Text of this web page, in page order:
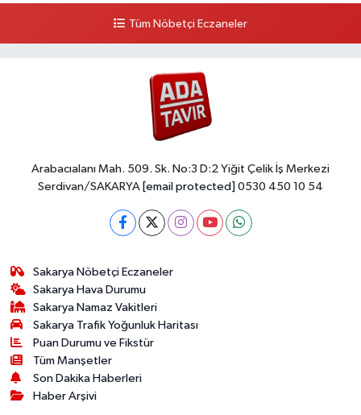
Tüm Nöbetçi Eczaneler
Arabacıalanı Mah. 509. Sk. No:3 D:2 Yiğit Çelik İş Merkezi
Serdivan/SAKARYA [email protected] 0530 450 10 54
Sakarya Nöbetçi Eczaneler
Sakarya Hava Durumu
Sakarya Namaz Vakitleri
Sakarya Trafik Yoğunluk Haritası
Puan Durumu ve Fikstür
Tüm Manşetler
Son Dakika Haberleri
Haber Arşivi